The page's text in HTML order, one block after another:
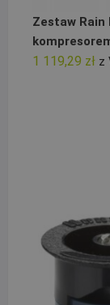
Zestaw
1 119,29 zł z